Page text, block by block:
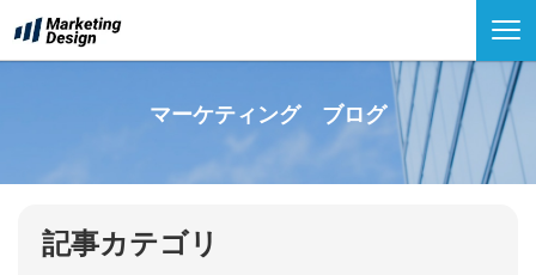
マーケティング ブログ
記事カテゴリ